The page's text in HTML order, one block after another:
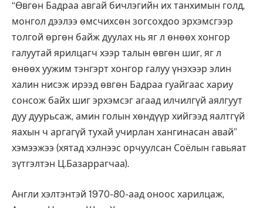
“Өвгөн Бадраа авгай бичлэгийн их танхимын голд,
монгол дээлээ өмсчихсөн зогсохдоо эрхэмсгээр
толгой өргөн байж дуулах нь яг л өнөөх хонгор
галуутай ярилцагч хээр талын өвгөн шиг, яг л
өнөөх уужим тэнгэрт хонгор галуу үнэхээр элин
халин нисэж ирээд өвгөн Бадраа гуайгаас хариу
сонсож байх шиг эрхэмсэг агаад илчилгүй аялгуут
дуу дуурьсаж, амин голын хөндүүр хийгээд яалтгүй
яахын ч аргагүй тухай учирлан хангинасан авай”
хэмээжээ (хятад хэлнээс орчуулсан Соёлын гавьяат
зүтгэлтэн Ц.Базаррагчаа).
Англи хэлтэнтэй 1970-80-аад оноос харилцаж,